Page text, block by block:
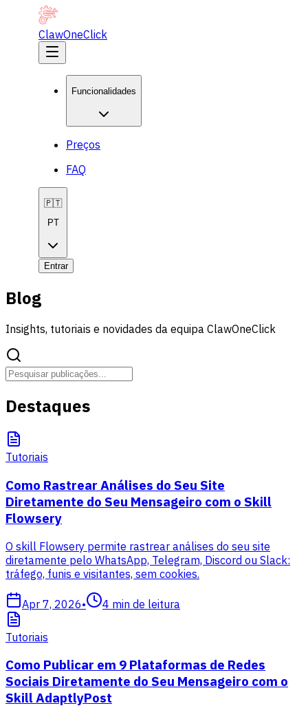
ClawOneClick
Funcionalidades
Preços
FAQ
🇵🇹
PT
Entrar
Blog
Insights, tutoriais e novidades da equipa ClawOneClick
Destaques
Tutoriais
Como Rastrear Análises do Seu Site
Diretamente do Seu Mensageiro com o Skill
Flowsery
O skill Flowsery permite rastrear análises do seu site
diretamente pelo WhatsApp, Telegram, Discord ou Slack:
tráfego, funis e visitantes, sem cookies.
Apr 7, 2026• 4 min de leitura
Tutoriais
Como Publicar em 9 Plataformas de Redes
Sociais Diretamente do Seu Mensageiro com o
Skill AdaptlyPost